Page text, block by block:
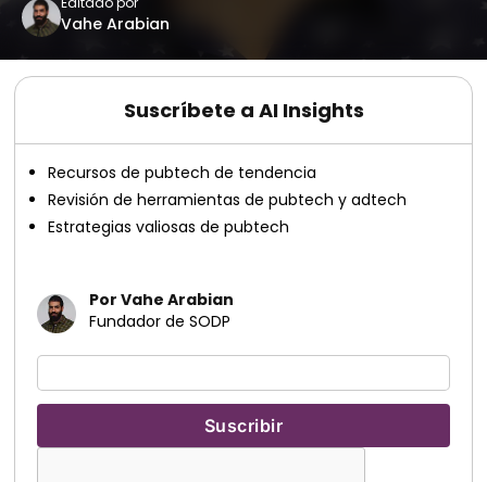
Vahe Arabian
Suscríbete a AI Insights
Recursos de pubtech de tendencia
Revisión de herramientas de pubtech y adtech
Estrategias valiosas de pubtech
Por Vahe Arabian
Fundador de SODP